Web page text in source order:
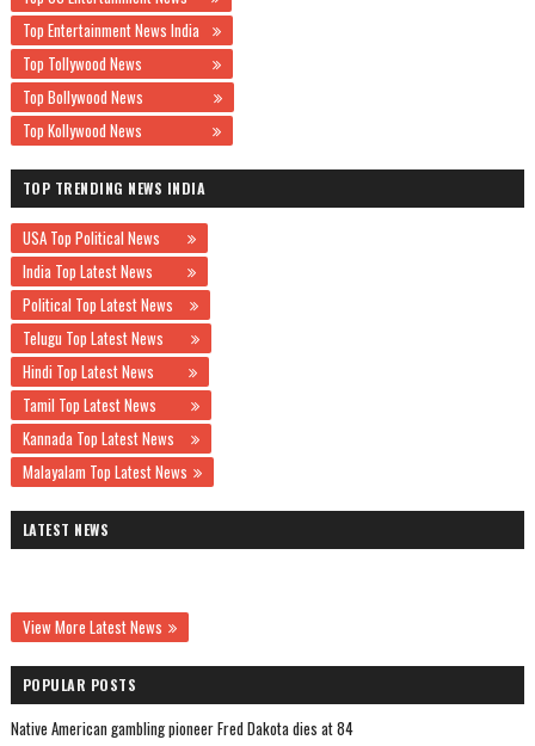
Top Entertainment News India
Top Tollywood News
Top Bollywood News
Top Kollywood News
TOP TRENDING NEWS INDIA
USA Top Political News
India Top Latest News
Political Top Latest News
Telugu Top Latest News
Hindi Top Latest News
Tamil Top Latest News
Kannada Top Latest News
Malayalam Top Latest News
LATEST NEWS
View More Latest News
POPULAR POSTS
Native American gambling pioneer Fred Dakota dies at 84